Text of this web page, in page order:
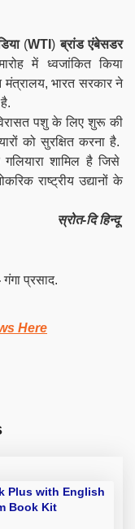
(WTI )ब्रांड एंबेसडर
में ध्वजांकित किया
मंत्रालय, भारत सरकार ने
विरासत पशु के लिए शुरू की
को सुरक्षित करना है.
शामिल है जिसे
राष्ट्रीय उद्यानों के
स्रोत-दि हिन्दू
गंगा प्रसाद.
Here
Plus with English
Book Kit